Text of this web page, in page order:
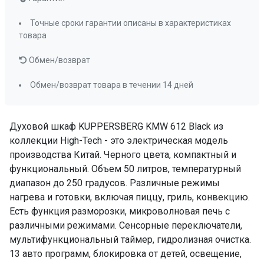
Переключатели (тип)
Таймер
Блокировка от детей
да
Освещение
да
Решетка для гриля
да
Стеклянный противень
Глубокий противень
да
ПРОМО Скидка
=73089.00
Духовой шкаф KUPPERSBERG KMW 612 Black из
коллекции High-Tech - это электрическая модель
производства Китай. Черного цвета, компактный и
функциональный. Объем 50 литров, температурный
диапазон до 250 градусов. Различные режимы
нагрева и готовки, включая пиццу, гриль, конвекцию.
Есть функция разморозки, микроволновая печь с
различными режимами. Сенсорные переключатели,
мультифункциональный таймер, гидролизная очистка.
13 авто программ, блокировка от детей, освещение,
Точные сроки гарантии описаны в характеристиках
товара
Обмен/возврат
Обмен/возврат товара в течении 14 дней